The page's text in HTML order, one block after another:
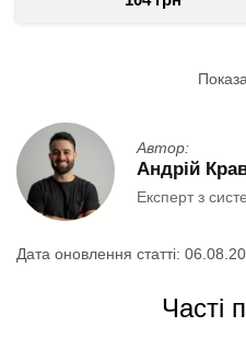
Автор:
Андрій
Експерт з
Дата оновлення статті:
Часті